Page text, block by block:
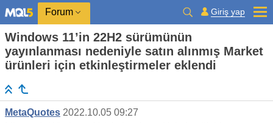
Forum Giriş yap
Windows 11’in 22H2 sürümünün
yayınlanması nedeniyle satın alınmış Market
ürünleri için etkinleştirmeler eklendi
MetaQuotes 2022.10.05 09:27